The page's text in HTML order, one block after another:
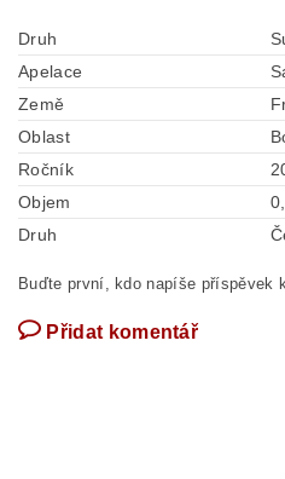
Druh
Apelace
Země
Oblast
Ročník
Objem
Druh
Buďte první, kdo napíše příspěvek
Přidat komentář